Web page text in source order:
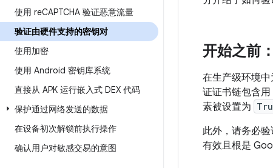
使用 reCAPTCHA 验证恶意流量
验证由硬件支持的密钥对
使用加密
使用 Android 密钥库系统
直接从 APK 运行嵌入式 DEX 代码
保护通过网络发送的数据
在设备初次解锁前执行操作
确认用户对敏感交易的意图
开始之前
在生产级环境
证证书链包含
素被设置为
此外，请务必
有效且根是